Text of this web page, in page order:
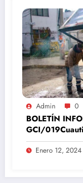
Admin 0
BOLETÍN
GCI/
México, 12 de
Enero 12, 2024